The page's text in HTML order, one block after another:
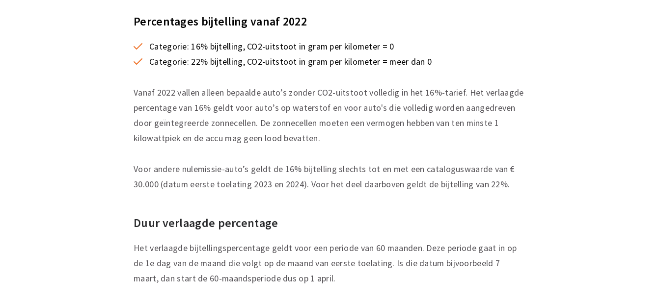
Percentages bijtelling vanaf 2022
Categorie: 16% bijtelling, CO2-uitstoot in gram per kilometer = 0
Categorie: 22% bijtelling, CO2-uitstoot in gram per kilometer = meer dan 0
Vanaf 2022 vallen alleen bepaalde auto’s zonder CO2-uitstoot volledig in het 16%-tarief. Het verlaagde
percentage van 16% geldt voor auto’s op waterstof en voor auto's die volledig worden aangedreven
door geïntegreerde zonnecellen. De zonnecellen moeten een vermogen hebben van ten minste 1
kilowattpiek en de accu mag geen lood bevatten.
Voor andere nulemissie-auto’s geldt de 16% bijtelling slechts tot en met een cataloguswaarde van €
30.000 (datum eerste toelating 2023 en 2024). Voor het deel daarboven geldt de bijtelling van 22%.
Duur verlaagde percentage
Het verlaagde bijtellingspercentage geldt voor een periode van 60 maanden. Deze periode gaat in op
de 1e dag van de maand die volgt op de maand van eerste toelating. Is die datum bijvoorbeeld 7
maart, dan start de 60-maandsperiode dus op 1 april.